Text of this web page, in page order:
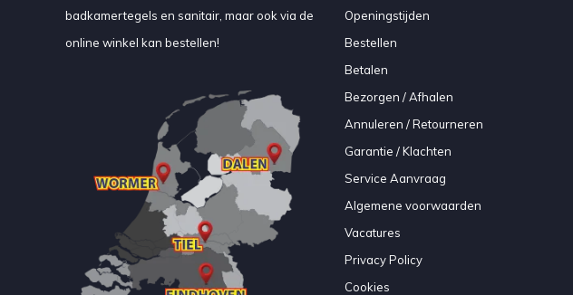
badkamertegels en sanitair, maar ook via de
online winkel kan bestellen!
Openingstijden
Bestellen
Betalen
Bezorgen / Afhalen
Annuleren / Retourneren
Garantie / Klachten
Service Aanvraag
Algemene voorwaarden
Vacatures
Privacy Policy
Cookies